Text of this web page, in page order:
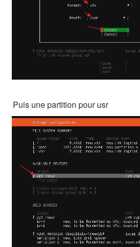
Puis une partition pour usr